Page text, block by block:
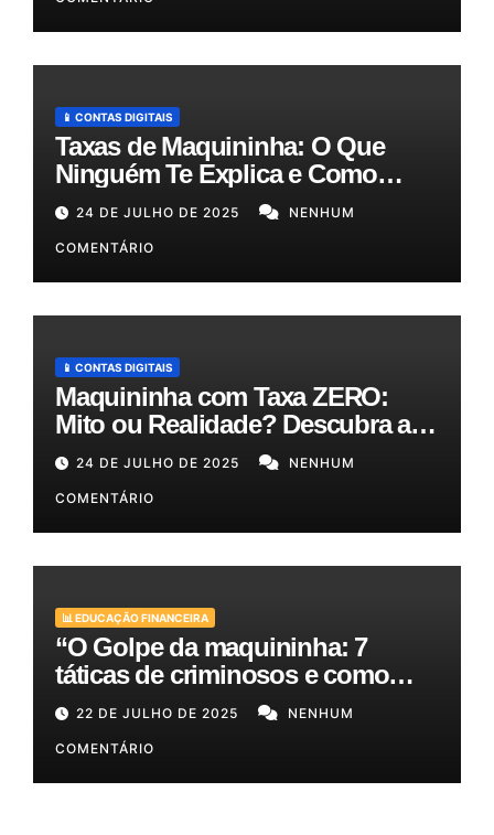
📱 CONTAS DIGITAIS
Taxas de Maquininha: O Que
Ninguém Te Explica e Como
Reduzir Seus Custos em Até
50%!
24 DE JULHO DE 2025 NENHUM
COMENTÁRIO
📱 CONTAS DIGITAIS
Maquininha com Taxa ZERO:
Mito ou Realidade? Descubra as
Melhores Opções para o Seu
Bolso!
24 DE JULHO DE 2025 NENHUM
COMENTÁRIO
📊 EDUCAÇÃO FINANCEIRA
“O Golpe da maquininha: 7
táticas de criminosos e como
proteger seu dinheiro e seus
clientes!”
22 DE JULHO DE 2025 NENHUM
COMENTÁRIO